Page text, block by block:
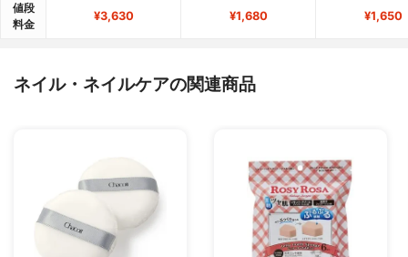
値段
料金
¥3,630 ¥1,680 ¥1,650
ネイル・ネイルケアの関連商品